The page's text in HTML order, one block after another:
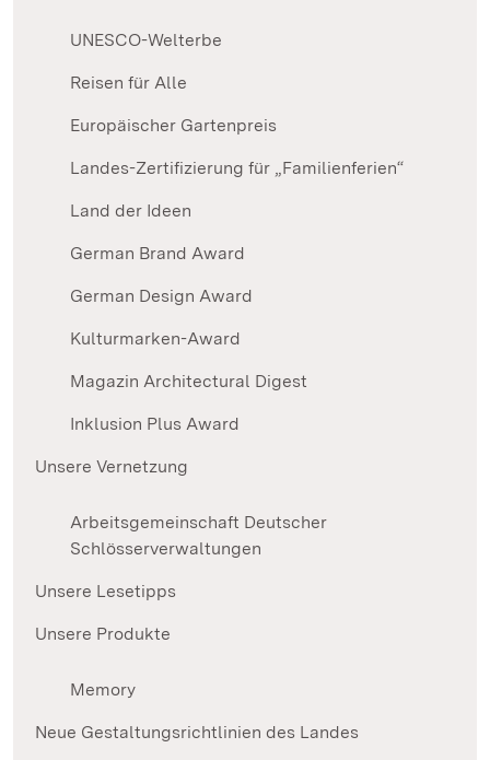
UNESCO-Welterbe
Reisen für Alle
Europäischer Gartenpreis
Landes-Zertifizierung für „Familienferien“
Land der Ideen
German Brand Award
German Design Award
Kulturmarken-Award
Magazin Architectural Digest
Inklusion Plus Award
Unsere Vernetzung
Arbeitsgemeinschaft Deutscher
Schlösserverwaltungen
Unsere Lesetipps
Unsere Produkte
Memory
Neue Gestaltungsrichtlinien des Landes